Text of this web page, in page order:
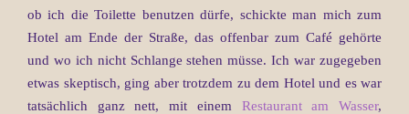
ob ich die Toilette benutzen dürfe, schickte man mich zum
Hotel am Ende der Straße, das offenbar zum Café gehörte
und wo ich nicht Schlange stehen müsse. Ich war zugegeben
etwas skeptisch, ging aber trotzdem zu dem Hotel und es war
tatsächlich ganz nett, mit einem Restaurant am Wasser,